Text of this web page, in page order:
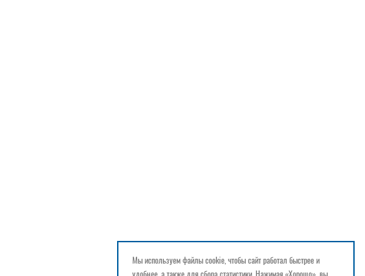
Мы используем файлы cookie, чтобы сайт работал быстрее и
удобнее, а также для сбора статистики. Нажимая «Хорошо», вы